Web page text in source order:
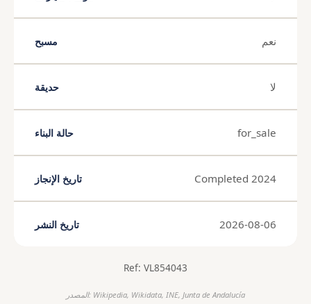
مسبح نعم
حديقة لا
حالة البناء for_sale
تاريخ الإنجاز Completed 2024
تاريخ النشر 2026-08-06
Ref: VL854043
المصدر: Wikipedia, Wikidata, INE, Junta de Andalucía